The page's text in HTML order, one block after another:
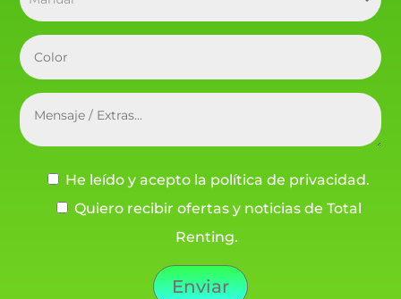
He leído y acepto la política de privacidad.
Quiero recibir ofertas y noticias de Total
Renting.
Enviar